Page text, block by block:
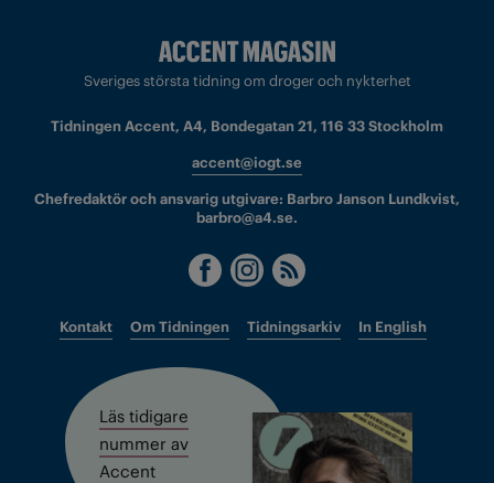
Sveriges största tidning om droger och nykterhet
Tidningen Accent, A4, Bondegatan 21, 116 33 Stockholm
accent@iogt.se
Chefredaktör och ansvarig utgivare: Barbro Janson Lundkvist,
barbro@a4.se.
Kontakt Om Tidningen Tidningsarkiv In English
Läs tidigare
nummer av
Accent